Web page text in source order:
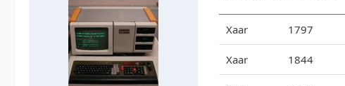
Xaar 1797
Xaar 1844